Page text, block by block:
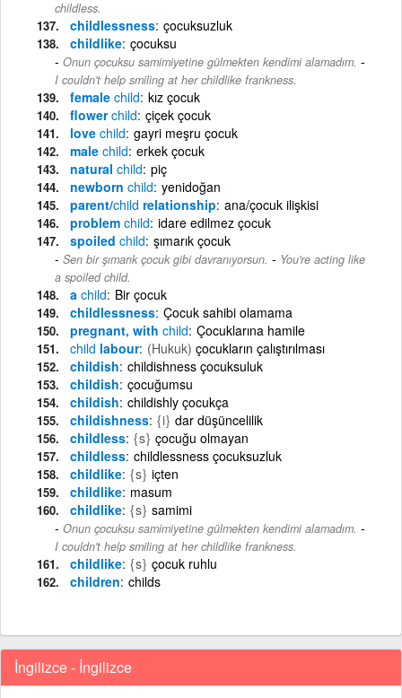
childless.
childlessness çocuksuzluk
childlike çocuksu
Onun çocuksu samimiyetine gülmekten kendimi alamadım. -
I couldn't help smiling at her childlike frankness.
female child kız çocuk
flowerchild çiçek çocuk
love child gayri meşru çocuk
male child erkek çocuk
natural child piç
newborn child yenidoğan
parent/child relationship ana/çocuk ilişkisi
problem child idare edilmez çocuk
spoiled child şımarık çocuk
Sen bir şımarık çocuk gibi davranıyorsun. - You're acting like
a spoiled child.
a child Bir çocuk
childlessness Çocuk sahibi olamama
pregnant, with child Çocuklarına hamile
child labour (Hukuk) çocukların çalıştırılması
childish childishness çocuksuluk
childish çocuğumsu
childish childishly çocukça
childishness {i} dar düşüncelilik
childless {s} çocuğu olmayan
childless childlessness çocuksuzluk
childlike {s} içten
childlike masum
childlike {s} samimi
Onun çocuksu samimiyetine gülmekten kendimi alamadım. -
I couldn't help smiling at her childlike frankness.
childlike {s} çocuk ruhlu
children childs
İngilizce - İngilizce